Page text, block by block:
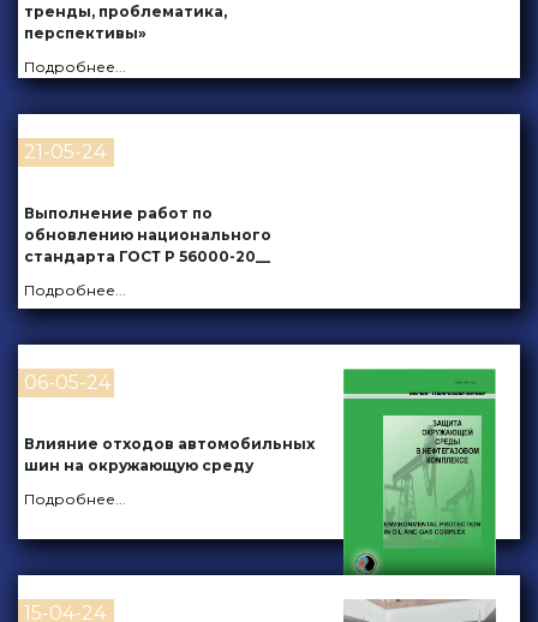
тренды, проблематика,
перспективы»
Подробнее...
21-05-24
Выполнение работ по
обновлению национального
стандарта ГОСТ Р 56000-20__
Подробнее...
06-05-24
Влияние отходов автомобильных
шин на окружающую среду
Подробнее...
15-04-24